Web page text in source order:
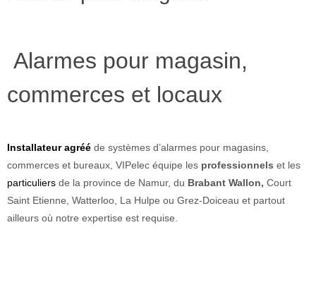
Alarmes pour magasin,
commerces et locaux
Installateur agréé de systèmes d’alarmes pour magasins,
commerces et bureaux, VIPelec équipe les professionnels et les
particuliers de la province de Namur, du Brabant Wallon, Court
Saint Etienne, Watterloo, La Hulpe ou Grez-Doiceau et partout
ailleurs où notre expertise est requise.